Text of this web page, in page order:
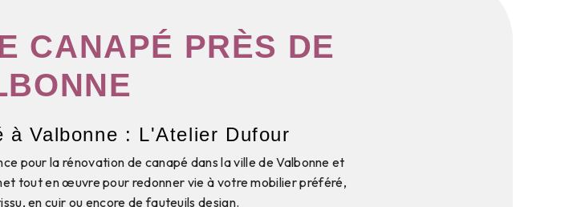
CANAPÉ PRÈS DE
à Valbonne : L'Atelier Dufour
pour la rénovation de canapé dans la ville de Valbonne et
tout en œuvre pour redonner vie à votre mobilier préféré,
en cuir ou encore de fauteuils design.